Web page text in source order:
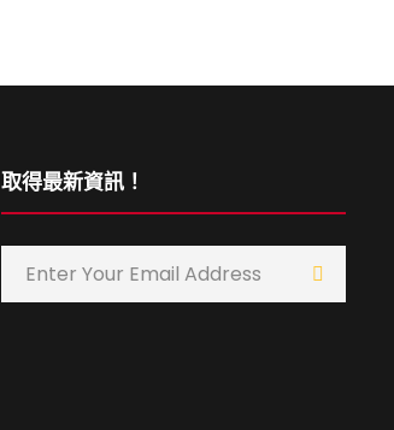
取得最新資訊！